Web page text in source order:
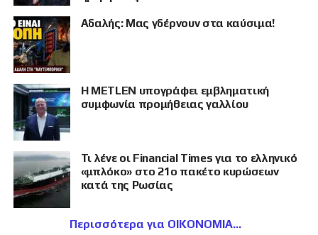
Αδαλής: Μας γδέρνουν στα καύσιμα!
Η METLEN υπογράφει εμβληματική
συμφωνία προμήθειας γαλλίου
Τι λένε οι Financial Times για το ελληνικό
«μπλόκο» στο 21ο πακέτο κυρώσεων
κατά της Ρωσίας
Περισσότερα για ΟΙΚΟΝΟΜΙΑ